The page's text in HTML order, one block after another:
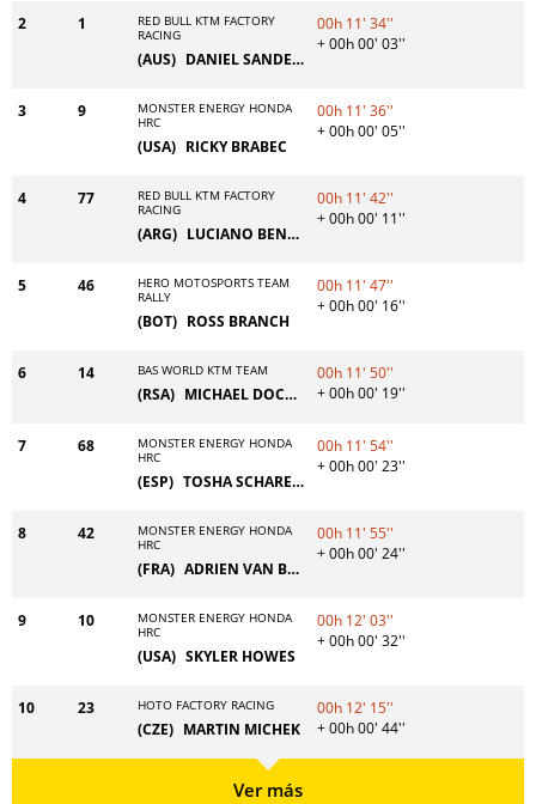
2 1
RED BULL KTM FACTORY
RACING
(AUS) DANIEL SANDERS
00h 11' 34''
+ 00h 00' 03''
3 9
MONSTER ENERGY HONDA
HRC
(USA) RICKY BRABEC
00h 11' 36''
+ 00h 00' 05''
4 77
RED BULL KTM FACTORY
RACING
(ARG) LUCIANO BENAVIDES
00h 11' 42''
+ 00h 00' 11''
5 46
HERO MOTOSPORTS TEAM
RALLY
(BOT) ROSS BRANCH
00h 11' 47''
+ 00h 00' 16''
6 14 BAS WORLD KTM TEAM
(RSA) MICHAEL DOCHERTY
00h 11' 50''
+ 00h 00' 19''
7 68
MONSTER ENERGY HONDA
HRC
(ESP) TOSHA SCHAREINA
00h 11' 54''
+ 00h 00' 23''
8 42
MONSTER ENERGY HONDA
HRC
(FRA) ADRIEN VAN BEVEREN
00h 11' 55''
+ 00h 00' 24''
9 10
MONSTER ENERGY HONDA
HRC
(USA) SKYLER HOWES
00h 12' 03''
+ 00h 00' 32''
10 23 HOTO FACTORY RACING
(CZE) MARTIN MICHEK
00h 12' 15''
+ 00h 00' 44''
Ver más